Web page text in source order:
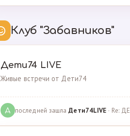
Клуб "Забавников"
Дети74 LIVE
Живые встречи от Дети74
Д последней зашлаДeти74LIVE · Re: